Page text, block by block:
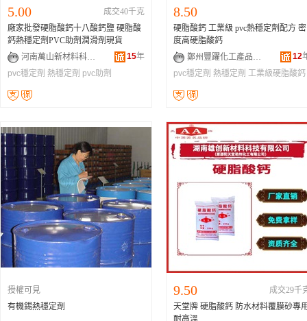
5.00
成交40千克
廠家批發硬脂酸鈣十八酸鈣鹽 硬脂酸
鈣熱穩定劑PVC助劑潤滑劑現貨
河南萬山新材料科技有限公司
15年
pvc穩定劑 熱穩定劑 pvc助劑
8.50
硬脂酸鈣 工業級 pvc熱穩定劑配方 密
度高硬脂酸鈣
鄭州豐躍化工產品有限公司
12
pvc穩定劑 熱穩定劑 工業級硬脂酸鈣
授權可見
有機錫熱穩定劑
9.50
成交29千
天堂牌 硬脂酸鈣 防水材料覆膜砂專用
耐高溫